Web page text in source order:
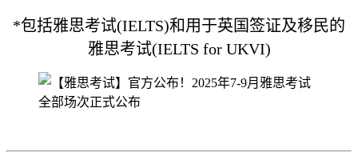
*包括雅思考试(IELTS)和用于英国签证及移民的
雅思考试(IELTS for UKVI)